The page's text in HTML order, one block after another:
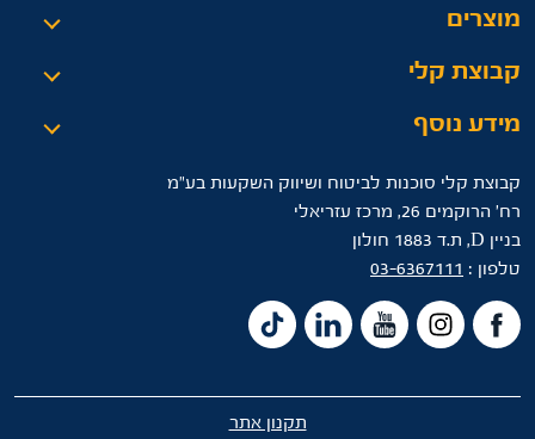
מוצרים
קבוצת קלי
מידע נוסף
קבוצת קלי סוכנות לביטוח ושיווק השקעות בע"מ
רח’ הרוקמים 26, מרכז עזריאלי
בניין D, ת.ד 1883 חולון
טלפון : 03-6367111
תקנון אתר